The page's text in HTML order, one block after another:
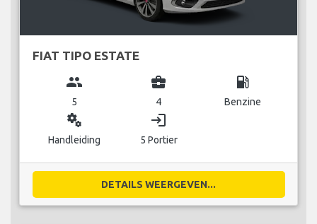
FIAT TIPO ESTATE
group
5
business_center
4
local_gas_station
Benzine
miscellaneous_services
Handleiding
login
5 Portier
DETAILS WEERGEVEN...